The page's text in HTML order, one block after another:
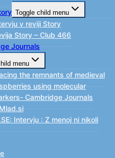
Toggle child menu
v reviji Story
Story – Club 466
Journals
menu
the remnants of medieval
using molecular
Cambridge Journals
Intervju : Z menoj ni nikoli